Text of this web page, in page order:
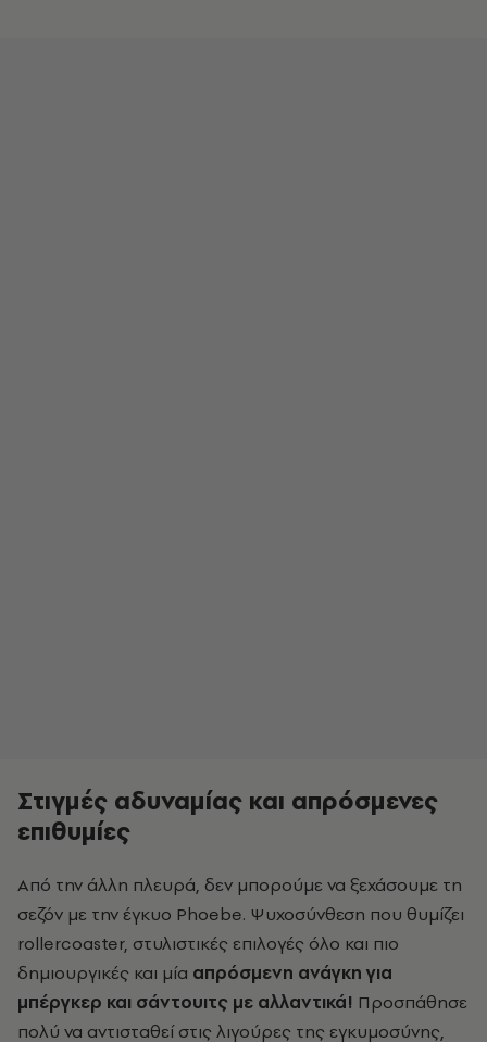
Στιγμές αδυναμίας και απρόσμενες
επιθυμίες
Από την άλλη πλευρά, δεν μπορούμε να ξεχάσουμε τη
σεζόν με την έγκυο Phoebe. Ψυχοσύνθεση που θυμίζει
rollercoaster, στυλιστικές επιλογές όλο και πιο
δημιουργικές και μία απρόσμενη ανάγκη για
μπέργκερ και σάντουιτς με αλλαντικά! Προσπάθησε
πολύ να αντισταθεί στις λιγούρες της εγκυμοσύνης,